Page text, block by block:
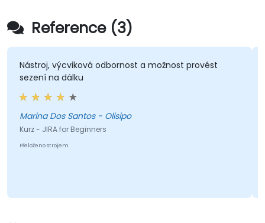
Reference (3)
Nástroj, výcviková odbornost a možnost provést
sezení na dálku
Marina Dos Santos - Olisipo
Kurz - JIRA for Beginners
Přeloženo strojem